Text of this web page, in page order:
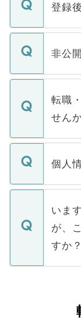
登録
ご登録
登録内
ます。
いただ
非公
マイナ
うち
けない
下記の
ません
■応募
関を公
に、医
みを人
ていま
転職
せん
転職・
ん。ま
定を承
の辞退
個人
個人情
で、ご
などで
ご本人
支援を
ている
は、個
いま
が、
すか？
かがい
経験を